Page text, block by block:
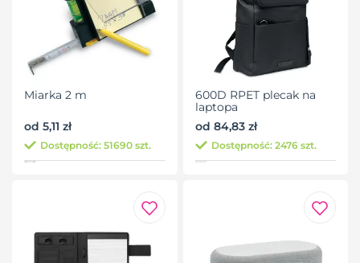
Miarka 2 m
od 5,11 zł
Dostępność: 51690 szt.
600D RPET plecak na
laptopa
od 84,83 zł
Dostępność: 2476 szt.